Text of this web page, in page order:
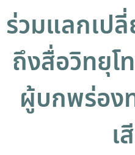
ร่วมแลกเปลี่
ถึงสื่อวิทยุโ
ผู้บกพร่อง
เ